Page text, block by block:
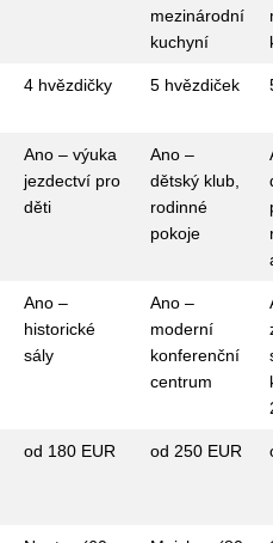
mezinárodní
kuchyní
4 hvězdičky 5 hvězdiček
Ano – výuka
jezdectví pro
děti
Ano –
dětský klub,
rodinné
pokoje
Ano –
historické
sály
Ano –
moderní
konferenční
centrum
od 180 EUR od 250 EUR